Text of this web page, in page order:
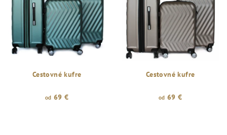
Cestovné kufre
od 69 €
Cestovné kufre
od 69 €